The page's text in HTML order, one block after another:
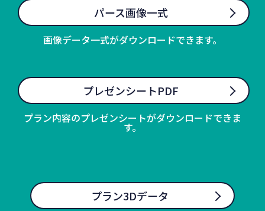
パース画像一式
画像データ一式がダウンロードできます。
プレゼンシートPDF
プラン内容のプレゼンシートがダウンロードできま
す。
プラン3Dデータ